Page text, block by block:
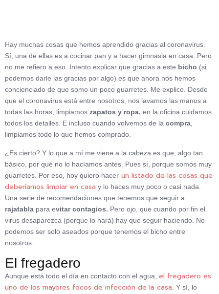
Hay muchas cosas que hemos aprendido gracias al coronavirus.
Sí, una de ellas es a cocinar pan y a hacer gimnasia en casa. Pero
no me refiero a eso. Intento explicar que gracias a este bicho (si
podemos darle las gracias por algo) es que ahora nos hemos
concienciado de que somo un poco guarretes. Me explico. Desde
que el coronavirus está entre nosotros, nos lavamos las manos a
todas las horas, limpiamos zapatos y ropa, en la oficina cuidamos
todos los detalles. E incluso cuando volvemos de la compra
limpiamos todo lo que hemos comprado.
¿Es cierto? Y lo que a mí me viene a la cabeza es que, algo tan
básico, por qué no lo hacíamos antes. Pues sí, porque somos muy
guarretes. Por eso, hoy quiero hacer un listado de las cosas que
deberíamos limpiar en casa y lo haces muy poco o casi nada.
Una serie de recomendaciones que tenemos que seguir a
rajatabla para evitar contagios. Pero ojo, que cuando por fin el
virus desaparezca (porque lo hará) hay que seguir haciendo. No
podemos ser solo aseados porque tenemos el bicho entre
nosotros.
El fregadero
Aunque está todo el día en contacto con el agua, el fregadero es
uno de los mayores focos de infección de la casa . Y sí, lo